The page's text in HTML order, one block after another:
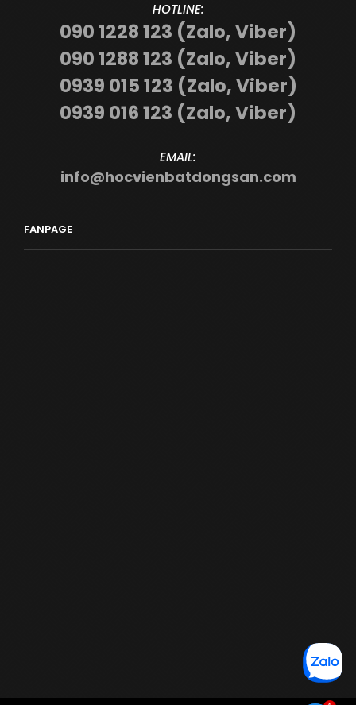
HOTLINE:
090 1228 123 (Zalo, Viber)
090 1288 123 (Zalo, Viber)
0939 015 123 (Zalo, Viber)
0939 016 123 (Zalo, Viber)
EMAIL:
info@hocvienbatdongsan.com
FANPAGE